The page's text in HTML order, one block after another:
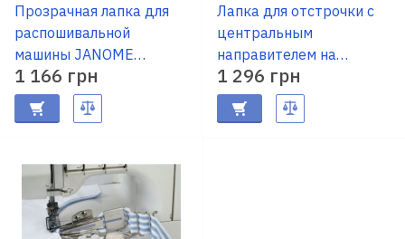
Прозрачная лапка для
распошивальной
машины JANOME
795818107
1 166 грн
Лапка для отстрочки с
центральным
направителем на
распошивалку JANOME
795819108
1 296 грн